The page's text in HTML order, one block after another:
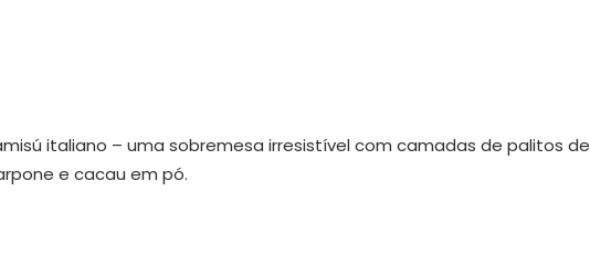
italiano – uma sobremesa irresistível com camadas de palitos de
e cacau em pó.